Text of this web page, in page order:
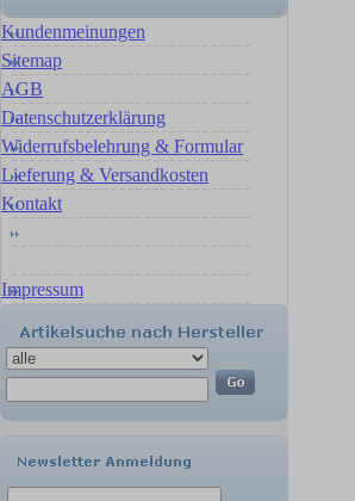
Kundenmeinungen
Sitemap
AGB
Datenschutzerklärung
Widerrufsbelehrung & Formular
Lieferung & Versandkosten
Kontakt
Impressum